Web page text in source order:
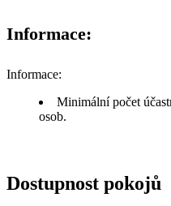
Informace:
Informace:
Minimální počet
osob.
Dostupnost pokojů